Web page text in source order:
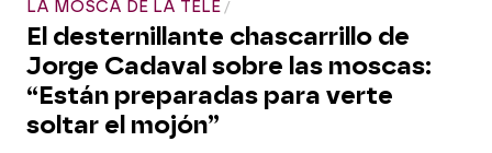
LA MOSCA DE LA TELE
El desternillante chascarrillo de
Jorge Cadaval sobre las moscas:
“Están preparadas para verte
soltar el mojón”